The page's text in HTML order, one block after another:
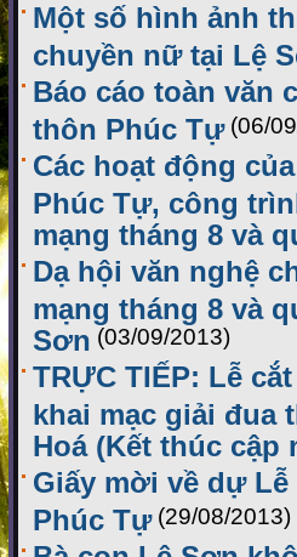
Một số hình ảnh
chuyền nữ tại Lệ
Báo cáo toàn văn
thôn Phúc Tự (06/
Các hoạt động
Phúc Tự, công
mạng tháng 8 và
Dạ hội văn nghệ
mạng tháng 8 và
Sơn (03/09/2013)
TRỰC TIẾP: Lễ
khai mạc giải đua
Hoá (Kết thúc cập
Giấy mời về dự
Phúc Tự (29/08/2013)